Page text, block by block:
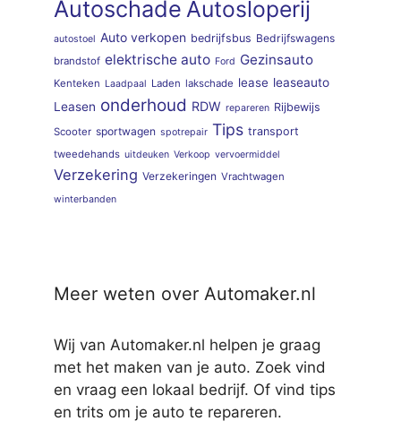
Autoschade Autosloperij
autostoel Auto verkopen bedrijfsbus Bedrijfswagens
brandstof elektrische auto Ford Gezinsauto
Kenteken Laadpaal Laden lakschade lease leaseauto
Leasen onderhoud RDW repareren Rijbewijs
Scooter sportwagen spotrepair Tips transport
tweedehands uitdeuken Verkoop vervoermiddel
Verzekering Verzekeringen Vrachtwagen
winterbanden
Meer weten over Automaker.nl
Wij van Automaker.nl helpen je graag
met het maken van je auto. Zoek vind
en vraag een lokaal bedrijf. Of vind tips
en trits om je auto te repareren.